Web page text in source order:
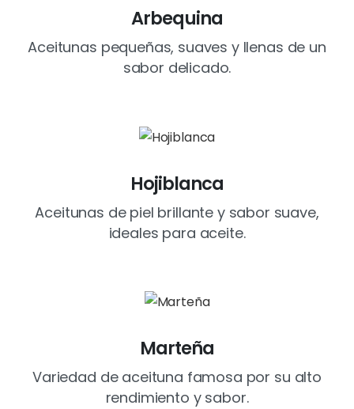
Arbequina
Aceitunas pequeñas, suaves y llenas de un
sabor delicado.
Hojiblanca
Aceitunas de piel brillante y sabor suave,
ideales para aceite.
Marteña
Variedad de aceituna famosa por su alto
rendimiento y sabor.